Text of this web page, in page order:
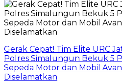
Gerak Cepat! Tim Elite URC
Polres Simalungun Bekuk 5
Sepeda Motor dan Mobil
Diselamatkan